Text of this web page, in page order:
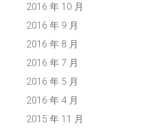
2016 年 10 月
2016 年 9 月
2016 年 8 月
2016 年 7 月
2016 年 5 月
2016 年 4 月
2015 年 11 月